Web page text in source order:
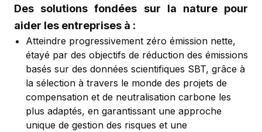
Des solutions fondées sur la nature pour
aider les entreprises à :
Atteindre progressivement zéro émission nette,
étayé par des objectifs de réduction des émissions
basés sur des données scientifiques SBT, grâce à
la sélection à travers le monde des projets de
compensation et de neutralisation carbone les
plus adaptés, en garantissant une approche
unique de gestion des risques et une